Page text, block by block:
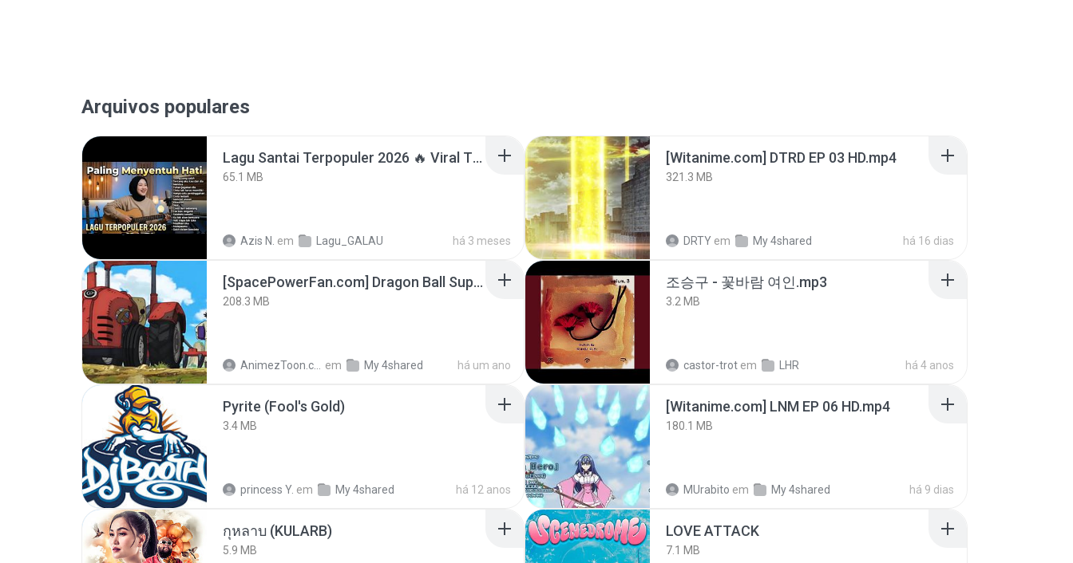
Arquivos populares
Lagu Santai Terpopuler 2026 🔥 Viral TikTok — Lagu Pop Indonesia Terbaru & Paling Hits 2026
65.1 MB
Azis N. em Lagu_GALAU há 3 meses
[Witanime.com] DTRD EP 03 HD.mp4
321.3 MB
DRTY em My 4shared há 16 dias
[SpacePowerFan.com] Dragon Ball Super EP1 480p.mp4
208.3 MB
em My 4shared há um ano
조승구 - 꽃바람 여인.mp3
3.2 MB
castor-trot em LHR há 4 anos
Pyrite (Fool's Gold)
3.4 MB
princess Y. em My 4shared há 12 anos
[Witanime.com] LNM EP 06 HD.mp4
180.1 MB
MUrabito em My 4shared há 9 dias
กุหลาบ (KULARB)
5.9 MB
LOVE ATTACK
7.1 MB